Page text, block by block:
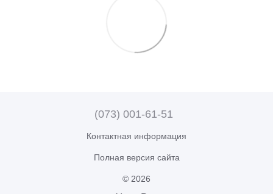
(073) 001-61-51
Контактная информация
Полная версия сайта
© 2026